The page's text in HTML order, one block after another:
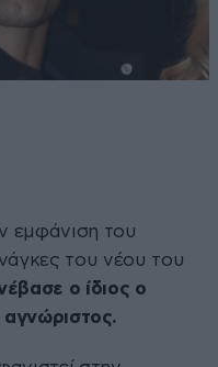
εμφάνιση του
του νέου του
ο ίδιος ο
αγνώριστος.